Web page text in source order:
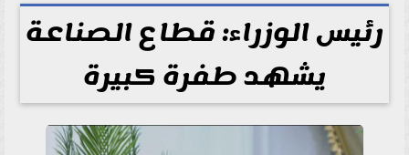
رئيس الوزراء: قطاع الصناعة
يشهد طفرة كبيرة